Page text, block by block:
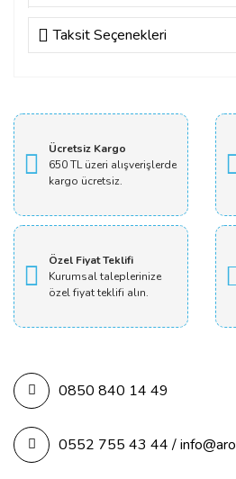
Bu ürüne ilk yorumu
Taksit Seçenekleri
Ücretsiz Kargo
650 TL üzeri alışverişlerde
kargo ücretsiz.
Özel Fiyat Teklifi
Kurumsal taleplerinize
özel fiyat teklifi alın.
0850 840 14 49
0552 755 43 44 /